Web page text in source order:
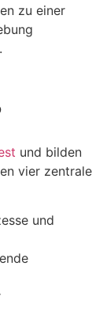
zu einer
und bilden
vier zentrale
und